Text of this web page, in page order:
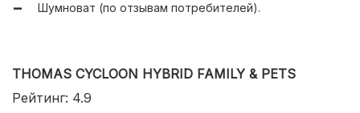
Шумноват (по отзывам потребителей).
THOMAS CYCLOON HYBRID FAMILY & PETS
Рейтинг: 4.9